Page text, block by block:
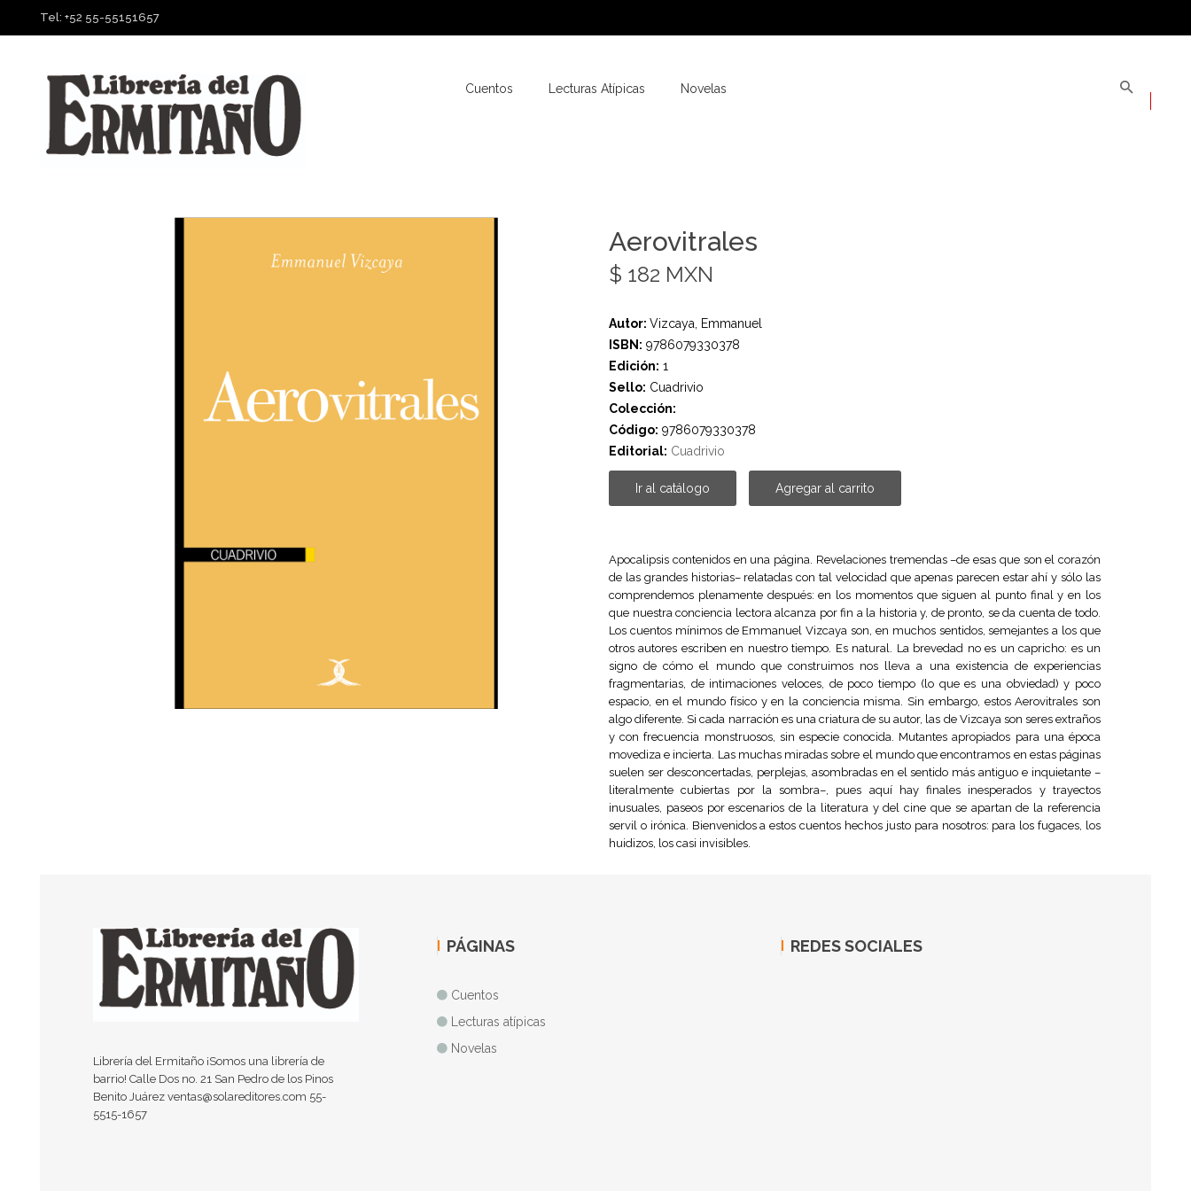
Tel: +52 55-55151657
Cuentos Lecturas Atípicas Novelas
Aerovitrales
$ 182 MXN
Autor: Vizcaya, Emmanuel
ISBN: 9786079330378
Edición: 1
Sello: Cuadrivio
Colección:
Código: 9786079330378
Editorial: Cuadrivio
Ir al catálogo Agregar al carrito
Apocalipsis contenidos en una página. Revelaciones tremendas –de esas que son el corazón
de las grandes historias– relatadas con tal velocidad que apenas parecen estar ahí y sólo las
comprendemos plenamente después: en los momentos que siguen al punto final y en los
que nuestra conciencia lectora alcanza por fin a la historia y, de pronto, se da cuenta de todo.
Los cuentos mínimos de Emmanuel Vizcaya son, en muchos sentidos, semejantes a los que
otros autores escriben en nuestro tiempo. Es natural. La brevedad no es un capricho: es un
signo de cómo el mundo que construimos nos lleva a una existencia de experiencias
fragmentarias, de intimaciones veloces, de poco tiempo (lo que es una obviedad) y poco
espacio, en el mundo físico y en la conciencia misma. Sin embargo, estos Aerovitrales son
algo diferente. Si cada narración es una criatura de su autor, las de Vizcaya son seres extraños
y con frecuencia monstruosos, sin especie conocida. Mutantes apropiados para una época
movediza e incierta. Las muchas miradas sobre el mundo que encontramos en estas páginas
suelen ser desconcertadas, perplejas, asombradas en el sentido más antiguo e inquietante –
literalmente cubiertas por la sombra–, pues aquí hay finales inesperados y trayectos
inusuales, paseos por escenarios de la literatura y del cine que se apartan de la referencia
servil o irónica. Bienvenidos a estos cuentos hechos justo para nosotros: para los fugaces, los
huidizos, los casi invisibles.
Librería del Ermitaño ¡Somos una librería de
barrio! Calle Dos no. 21 San Pedro de los Pinos
Benito Juárez ventas@solareditores.com 55-
5515-1657
PÁGINAS
Cuentos
Lecturas atípicas
Novelas
REDES SOCIALES